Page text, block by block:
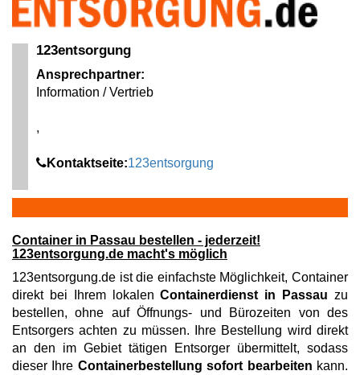
123entsorgung
Ansprechpartner:
Information / Vertrieb
,
Kontaktseite:123entsorgung
Container in Passau bestellen - jederzeit!
123entsorgung.de macht's möglich
123entsorgung.de ist die einfachste Möglichkeit, Container
direkt bei Ihrem lokalenContainerdienst in Passau zu
bestellen, ohne auf Öffnungs- und Bürozeiten von des
Entsorgers achten zu müssen. Ihre Bestellung wird direkt
an den im Gebiet tätigen Entsorger übermittelt, sodass
dieser Ihre Containerbestellung sofort bearbeiten kann.